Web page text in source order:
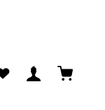
Du hast 0 Produkte